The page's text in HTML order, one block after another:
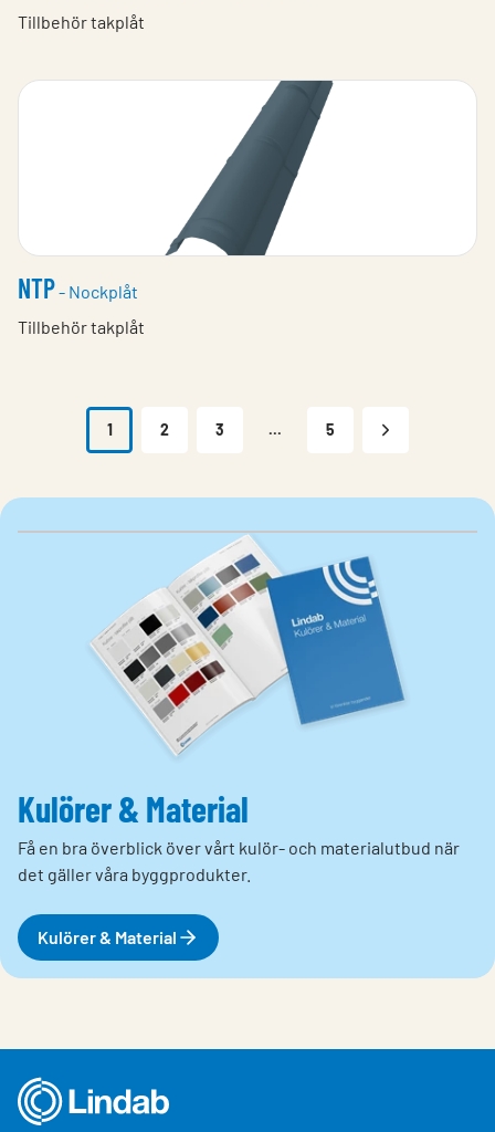
Tillbehör takplåt
NTP- Nockplåt
Tillbehör takplåt
1 2 3 ... 5
Kulörer & Material
Få en bra överblick över vårt kulör- och materialutbud när
det gäller våra byggprodukter.
Kulörer & Material